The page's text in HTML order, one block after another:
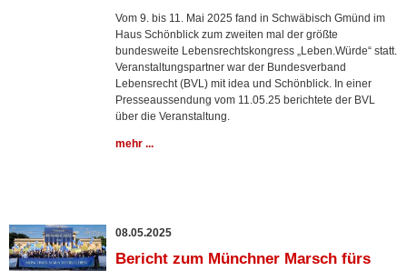
Vom 9. bis 11. Mai 2025 fand in Schwäbisch Gmünd im
Haus Schönblick zum zweiten mal der größte
bundesweite Lebensrechtskongress „Leben.Würde“ statt.
Veranstaltungspartner war der Bundesverband
Lebensrecht (BVL) mit idea und Schönblick. In einer
Presseaussendung vom 11.05.25 berichtete der BVL
über die Veranstaltung.
mehr ...
08.05.2025
Bericht zum Münchner Marsch fürs